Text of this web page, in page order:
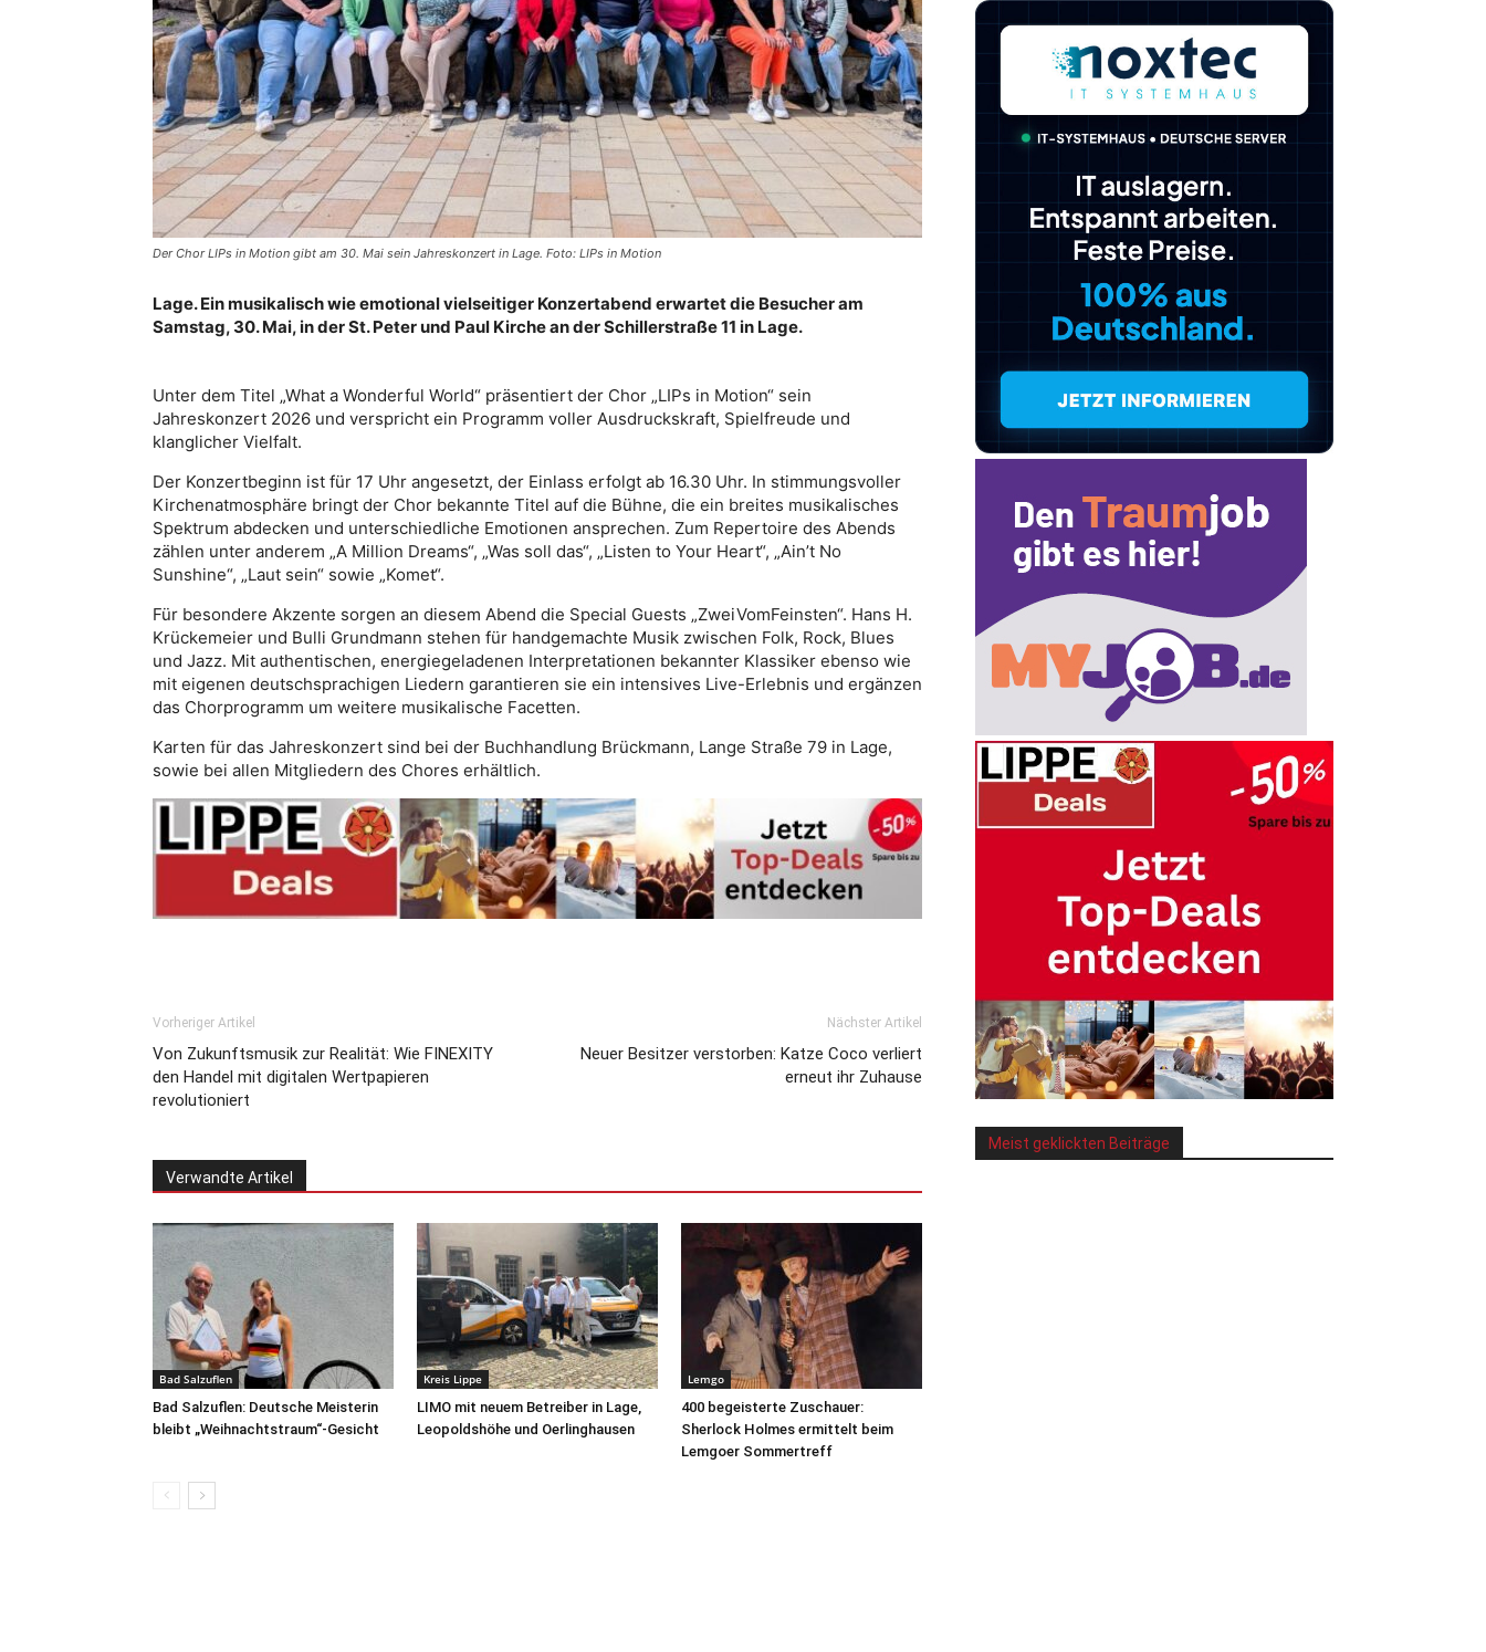
Der Chor LIPs in Motion gibt am 30. Mai sein Jahreskonzert in Lage. Foto: LIPs in Motion
Lage. Ein musikalisch wie emotional vielseitiger Konzertabend erwartet die Besucher am
Samstag, 30. Mai, in der St. Peter und Paul Kirche an der Schillerstraße 11 in Lage.
Unter dem Titel „What a Wonderful World“ präsentiert der Chor „LIPs in Motion“ sein
Jahreskonzert 2026 und verspricht ein Programm voller Ausdruckskraft, Spielfreude und
klanglicher Vielfalt.
Der Konzertbeginn ist für 17 Uhr angesetzt, der Einlass erfolgt ab 16.30 Uhr. In stimmungsvoller
Kirchenatmosphäre bringt der Chor bekannte Titel auf die Bühne, die ein breites musikalisches
Spektrum abdecken und unterschiedliche Emotionen ansprechen. Zum Repertoire des Abends
zählen unter anderem „A Million Dreams“, „Was soll das“, „Listen to Your Heart“, „Ain’t No
Sunshine“, „Laut sein“ sowie „Komet“.
Für besondere Akzente sorgen an diesem Abend die Special Guests „ZweiVomFeinsten“. Hans H.
Krückemeier und Bulli Grundmann stehen für handgemachte Musik zwischen Folk, Rock, Blues
und Jazz. Mit authentischen, energiegeladenen Interpretationen bekannter Klassiker ebenso wie
mit eigenen deutschsprachigen Liedern garantieren sie ein intensives Live-Erlebnis und ergänzen
das Chorprogramm um weitere musikalische Facetten.
Karten für das Jahreskonzert sind bei der Buchhandlung Brückmann, Lange Straße 79 in Lage,
sowie bei allen Mitgliedern des Chores erhältlich.
Vorheriger Artikel
Von Zukunftsmusik zur Realität: Wie FINEXITY
den Handel mit digitalen Wertpapieren
revolutioniert
Nächster Artikel
Neuer Besitzer verstorben: Katze Coco verliert
erneut ihr Zuhause
Verwandte Artikel
Bad Salzuflen
Bad Salzuflen: Deutsche Meisterin
bleibt „Weihnachtstraum“-Gesicht
Kreis Lippe
LIMO mit neuem Betreiber in Lage,
Leopoldshöhe und Oerlinghausen
Lemgo
400 begeisterte Zuschauer:
Sherlock Holmes ermittelt beim
Lemgoer Sommertreff
Meist geklickten Beiträge